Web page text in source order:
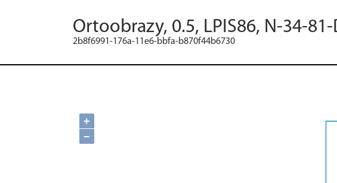
Ortoobrazy, 0.5, LPIS86, N-34-
2b8f6991-176a-11e6-bbfa-b870f44b6730
+
−